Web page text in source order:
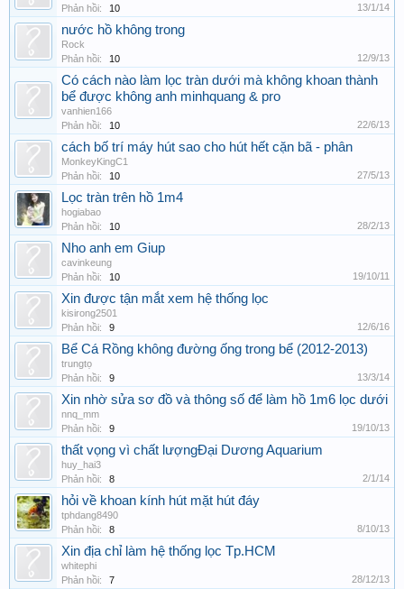
Phản hồi:
10 13/1/14
nước hồ không trong
Rock
Phản hồi:
10 12/9/13
Có cách nào làm lọc tràn dưới mà không khoan thành
bể được không anh minhquang & pro
vanhien166
Phản hồi:
10 22/6/13
cách bố trí máy hút sao cho hút hết cặn bã - phân
MonkeyKingC1
Phản hồi:
10 27/5/13
Lọc tràn trên hồ 1m4
hogiabao
Phản hồi:
10 28/2/13
Nho anh em Giup
cavinkeung
Phản hồi:
10 19/10/11
Xin được tận mắt xem hệ thống lọc
kisirong2501
Phản hồi:
9 12/6/16
Bể Cá Rồng không đường ống trong bể (2012-2013)
trungtọ
Phản hồi:
9 13/3/14
Xin nhờ sửa sơ đồ và thông số để làm hồ 1m6 lọc dưới
nnq_mm
Phản hồi:
9 19/10/13
thất vọng vì chất lượngĐại Dương Aquarium
huy_hai3
Phản hồi:
8 2/1/14
hỏi về khoan kính hút mặt hút đáy
tphdang8490
Phản hồi:
8 8/10/13
Xin địa chỉ làm hệ thống lọc Tp.HCM
whitephi
Phản hồi:
7 28/12/13